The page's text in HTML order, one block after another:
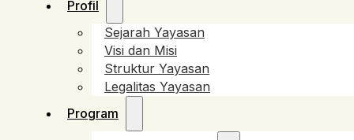
Profil
Sejarah Yayasan
Visi dan Misi
Struktur Yayasan
Legalitas Yayasan
Program